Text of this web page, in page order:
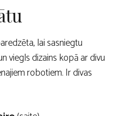
lai sasniegtu
viegls dizains kopā ar divu
robotiem. Ir divas